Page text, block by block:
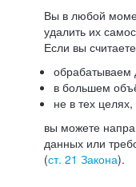
Вы в любой
удалить их
Если вы
обрабатываем
в большем
не в тех
вы можете
данных или
(ст. 21 Закона).